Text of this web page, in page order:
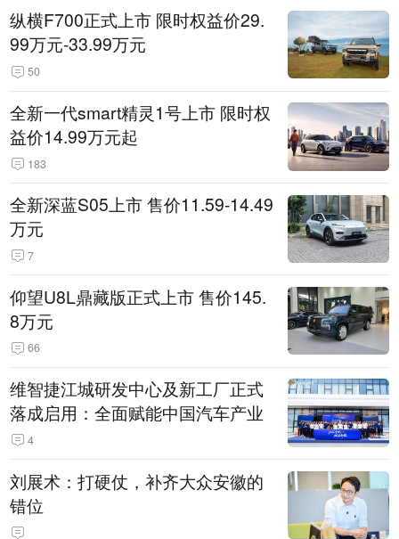
纵横F700正式上市 限时权益价29.
99万元-33.99万元
50
全新一代smart精灵1号上市 限时权
益价14.99万元起
183
全新深蓝S05上市 售价11.59-14.49
万元
7
仰望U8L鼎藏版正式上市 售价145.
8万元
66
维智捷江城研发中心及新工厂正式
落成启用：全面赋能中国汽车产业
4
刘展术：打硬仗，补齐大众安徽的
错位